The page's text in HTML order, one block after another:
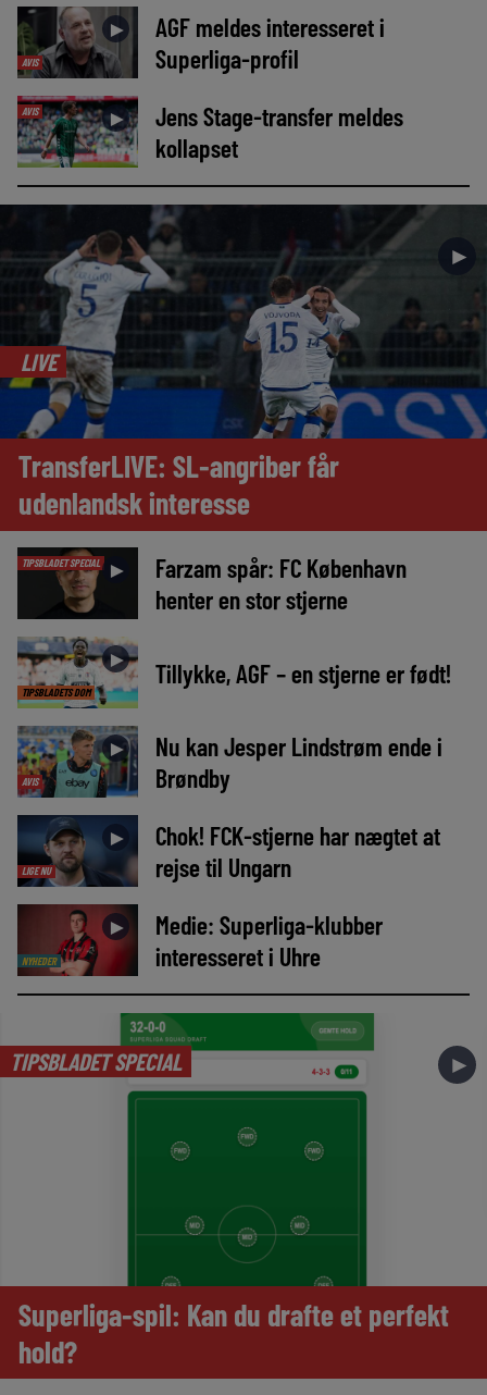
AVIS
►
AGF meldes interesseret i
Superliga-profil
AVIS ►
Jens Stage-transfer meldes
kollapset
►
LIVE
TransferLIVE: SL-angriber får
udenlandsk interesse
TIPSBLADET SPECIAL ►
Farzam spår: FC København
henter en stor stjerne
TIPSBLADETS DOM
► Tillykke, AGF – en stjerne er født!
AVIS
►
Nu kan Jesper Lindstrøm ende i
Brøndby
LIGE NU
►
Chok! FCK-stjerne har nægtet at
rejse til Ungarn
NYHEDER
►
Medie: Superliga-klubber
interesseret i Uhre
TIPSBLADET SPECIAL ►
Superliga-spil: Kan du drafte et perfekt
hold?